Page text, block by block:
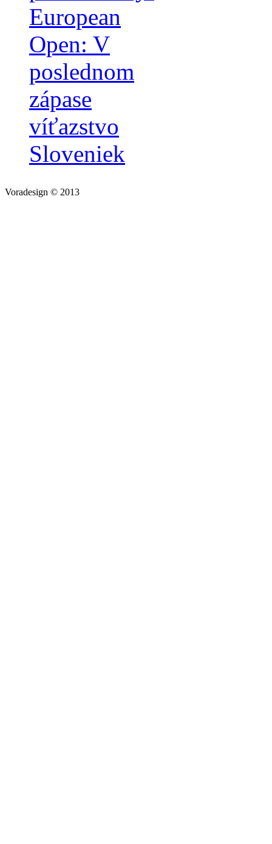
European
Open: V
poslednom
zápase
víťazstvo
Sloveniek
Voradesign © 2013